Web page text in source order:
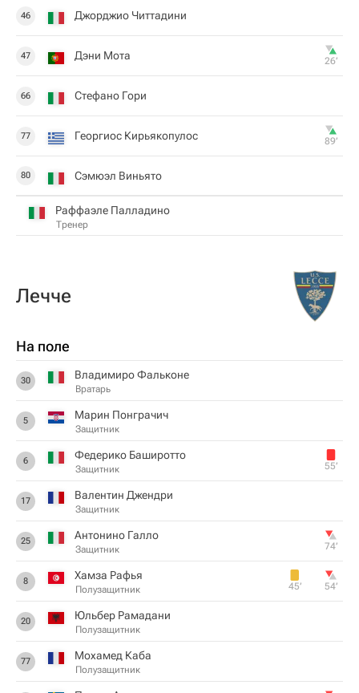
46 Джорджио Читтадини
47 Дэни Мота 26‎’‎
66 Стефано Гори
77 Георгиос Кирьякопулос 89‎’‎
80 Сэмюэл Виньято
Раффаэле Палладино
Тренер
Лечче
На поле
30 Владимиро Фальконе
Вратарь
5 Марин Понграчич
Защитник
6 Федерико Баширотто
Защитник 55‎’‎
17 Валентин Джендри
Защитник
25 Антонино Галло
Защитник 74‎’‎
8 Хамза Рафья
Полузащитник 45‎’‎ 54‎’‎
20 Юльбер Рамадани
Полузащитник
77 Мохамед Каба
Полузащитник